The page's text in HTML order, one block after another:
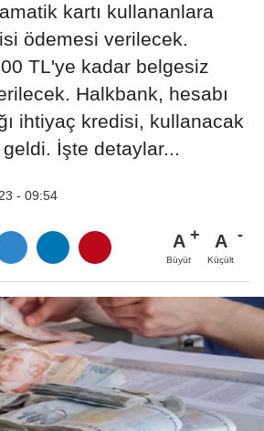
kartı kullananlara
ödemesi verilecek.
TL'ye kadar belgesiz
Halkbank, hesabı
ihtiyaç kredisi, kullanacak
İşte detaylar...
- 09:54
A
Büyüt
A
Küçült